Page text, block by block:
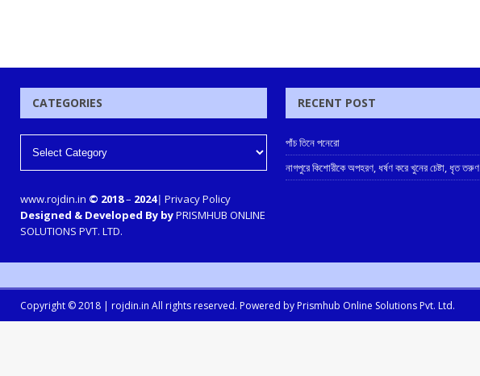
CATEGORIES
www.rojdin.in © 2018– 2024| Privacy Policy
Designed & Developed By byPRISMHUB ONLINE
SOLUTIONS PVT. LTD.
RECENT POST
পাঁচ তিনে পনেরো
নাগপুরে কিশোরীকে অপহরণ, ধর্ষণ করে খুনের চেষ্টা, ধৃত তরুণ
Copyright © 2018 | rojdin.in All rights reserved. Powered by Prismhub Online Solutions Pvt. Ltd.